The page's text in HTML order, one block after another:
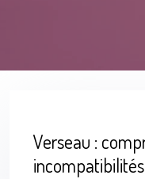
Verseau :